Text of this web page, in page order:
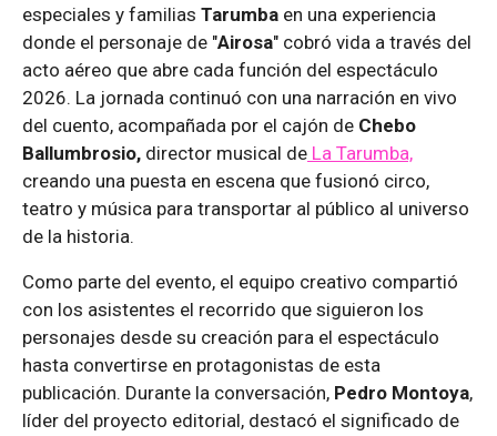
especiales y familias Tarumba en una experiencia
donde el personaje de "Airosa" cobró vida a través del
acto aéreo que abre cada función del espectáculo
2026. La jornada continuó con una narración en vivo
del cuento, acompañada por el cajón de Chebo
Ballumbrosio, director musical de La Tarumba,
creando una puesta en escena que fusionó circo,
teatro y música para transportar al público al universo
de la historia.
Como parte del evento, el equipo creativo compartió
con los asistentes el recorrido que siguieron los
personajes desde su creación para el espectáculo
hasta convertirse en protagonistas de esta
publicación. Durante la conversación, Pedro Montoya,
líder del proyecto editorial, destacó el significado de